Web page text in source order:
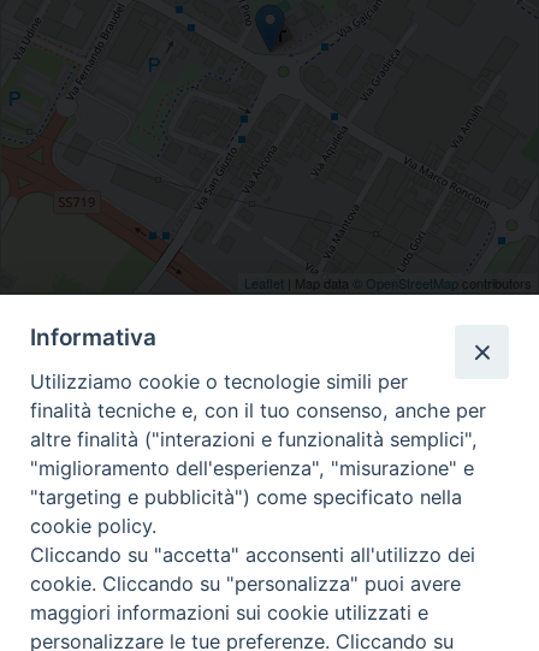
Leaflet | Map data © OpenStreetMap contributors
Via Galcianese 20/P, Prato, Toscana, Italia
Piazza Duomo 48 - 59100 Prato
Tel. 0574-39259 - fax 0574-930623
curia@diocesiprato.it
seguici su
Informativa
Utilizziamo cookie o tecnologie simili per
finalità tecniche e, con il tuo consenso, anche per
altre finalità ("interazioni e funzionalità semplici",
"miglioramento dell'esperienza", "misurazione" e
"targeting e pubblicità") come specificato nella
cookie policy.
Cliccando su "accetta" acconsenti all'utilizzo dei
cookie. Cliccando su "personalizza" puoi avere
maggiori informazioni sui cookie utilizzati e
personalizzare le tue preferenze. Cliccando su